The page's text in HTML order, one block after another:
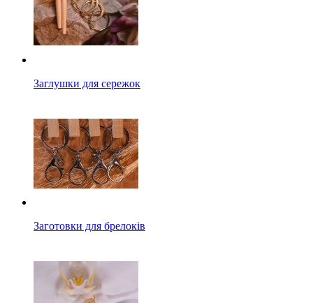
Заглушки для сережок
Заготовки для брелоків